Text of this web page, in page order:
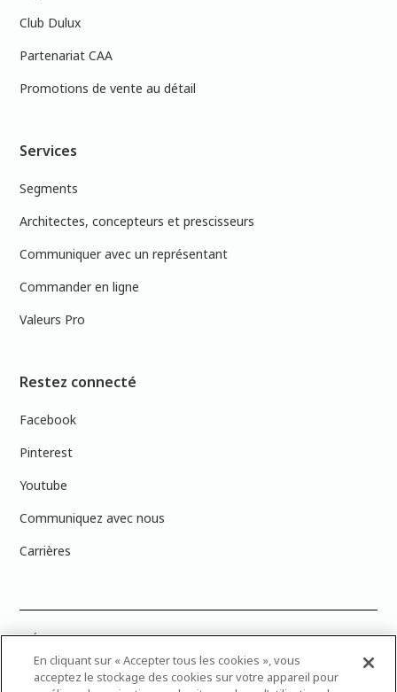
Club Dulux
Partenariat CAA
Promotions de vente au détail
Services
Segments
Architectes, concepteurs et prescisseurs
Communiquer avec un représentant
Commander en ligne
Valeurs Pro
Restez connecté
Facebook
Pinterest
Youtube
Communiquez avec nous
Carrières
PRÉCISION DES COULEURS : Veuillez noter que les couleurs affichées à
l’écran peuvent ne pas correspondre exactement aux couleurs de
peinture réelles en raison des variations de calibration des écrans.
Vous pouvez apporter les numéros d’échantillons de couleur de
En cliquant sur « Accepter tous les cookies », vous
acceptez le stockage des cookies sur votre appareil pour